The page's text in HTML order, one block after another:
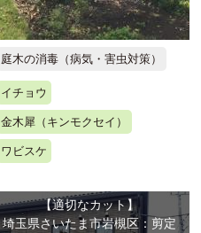
庭木の消毒（病気・害虫対策）
イチョウ
金木犀（キンモクセイ）
ワビスケ
【適切なカット】
埼玉県さいたま市岩槻区：剪定